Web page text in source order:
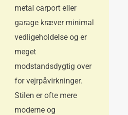
metal carport eller
garage kræver minimal
vedligeholdelse og er
meget
modstandsdygtig over
for vejrpåvirkninger.
Stilen er ofte mere
moderne og